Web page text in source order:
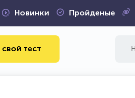
Новинки Пройденые
тест